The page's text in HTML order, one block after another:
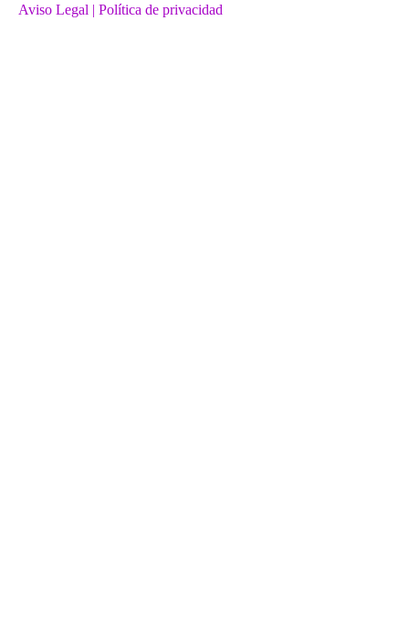
Aviso Legal | Política de privacidad